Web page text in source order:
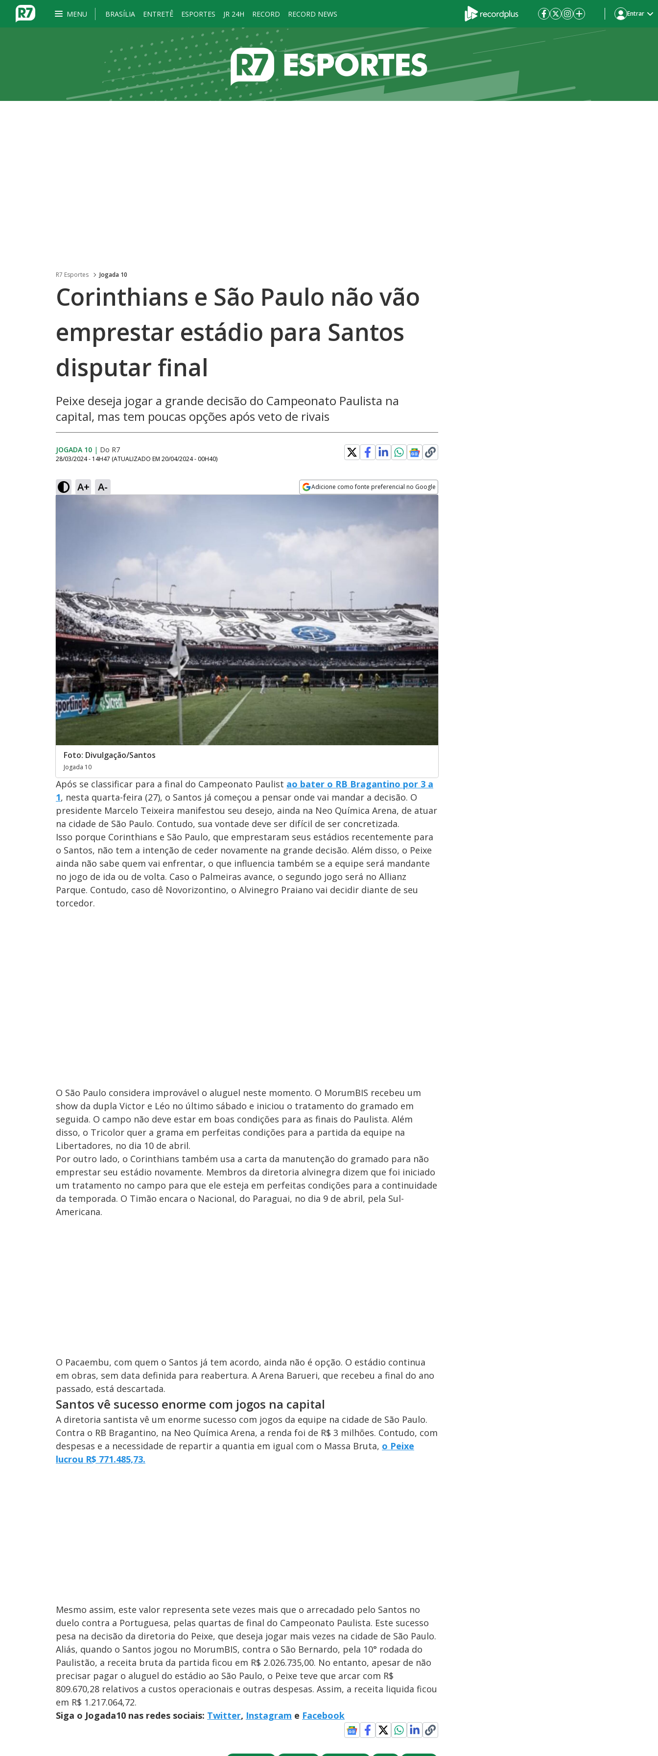
MENU BRASÍLIA ENTRETÊ ESPORTES JR 24H RECORD RECORD NEWS Entrar
R7 Esportes Jogada 10
Corinthians e São Paulo não vão
emprestar estádio para Santos
disputar final
Peixe deseja jogar a grande decisão do Campeonato Paulista na
capital, mas tem poucas opções após veto de rivais
JOGADA 10 | Do R7
28/03/2024 - 14H47 (ATUALIZADO EM 20/04/2024 - 00H40)
A+ A- Adicione como fonte preferencial no Google
Foto: Divulgação/Santos
Jogada 10
Após se classificar para a final do Campeonato Paulist ao bater o RB Bragantino por 3 a
1, nesta quarta-feira (27), o Santos já começou a pensar onde vai mandar a decisão. O
presidente Marcelo Teixeira manifestou seu desejo, ainda na Neo Química Arena, de atuar
na cidade de São Paulo. Contudo, sua vontade deve ser difícil de ser concretizada.
Isso porque Corinthians e São Paulo, que emprestaram seus estádios recentemente para
o Santos, não tem a intenção de ceder novamente na grande decisão. Além disso, o Peixe
ainda não sabe quem vai enfrentar, o que influencia também se a equipe será mandante
no jogo de ida ou de volta. Caso o Palmeiras avance, o segundo jogo será no Allianz
Parque. Contudo, caso dê Novorizontino, o Alvinegro Praiano vai decidir diante de seu
torcedor.
O São Paulo considera improvável o aluguel neste momento. O MorumBIS recebeu um
show da dupla Victor e Léo no último sábado e iniciou o tratamento do gramado em
seguida. O campo não deve estar em boas condições para as finais do Paulista. Além
disso, o Tricolor quer a grama em perfeitas condições para a partida da equipe na
Libertadores, no dia 10 de abril.
Por outro lado, o Corinthians também usa a carta da manutenção do gramado para não
emprestar seu estádio novamente. Membros da diretoria alvinegra dizem que foi iniciado
um tratamento no campo para que ele esteja em perfeitas condições para a continuidade
da temporada. O Timão encara o Nacional, do Paraguai, no dia 9 de abril, pela Sul-
Americana.
O Pacaembu, com quem o Santos já tem acordo, ainda não é opção. O estádio continua
em obras, sem data definida para reabertura. A Arena Barueri, que recebeu a final do ano
passado, está descartada.
Santos vê sucesso enorme com jogos na capital
A diretoria santista vê um enorme sucesso com jogos da equipe na cidade de São Paulo.
Contra o RB Bragantino, na Neo Química Arena, a renda foi de R$ 3 milhões. Contudo, com
despesas e a necessidade de repartir a quantia em igual com o Massa Bruta, o Peixe
lucrou R$ 771.485,73.
Mesmo assim, este valor representa sete vezes mais que o arrecadado pelo Santos no
duelo contra a Portuguesa, pelas quartas de final do Campeonato Paulista. Este sucesso
pesa na decisão da diretoria do Peixe, que deseja jogar mais vezes na cidade de São Paulo.
Aliás, quando o Santos jogou no MorumBIS, contra o São Bernardo, pela 10° rodada do
Paulistão, a receita bruta da partida ficou em R$ 2.026.735,00. No entanto, apesar de não
precisar pagar o aluguel do estádio ao São Paulo, o Peixe teve que arcar com R$
809.670,28 relativos a custos operacionais e outras despesas. Assim, a receita liquida ficou
em R$ 1.217.064,72.
Siga o Jogada10 nas redes sociais: Twitter, Instagram e Facebook